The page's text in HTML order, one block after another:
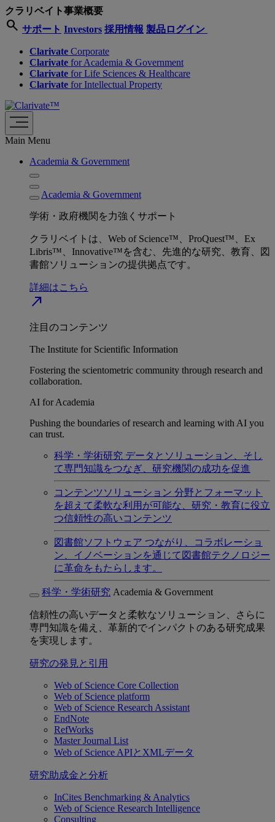
クラリベイト事業概要
search サポート Investors 採用情報 製品ログイン
Clarivate Corporate
Clarivate for Academia & Government
Clarivate for Life Sciences & Healthcare
Clarivate for Intellectual Property
Main Menu
Academia & Government
Academia & Government
学術・政府機関を力強くサポート
クラリベイトは、Web of Science™、ProQuest™、Ex
Libris™、Innovative™を含む、先進的な研究、教育、図
書館ソリューションの提供拠点です。
詳細はこちら
north_east
注目のコンテンツ
The Institute for Scientific Information
Fostering the scientometric community through research and
collaboration.
AI for Academia
Pushing the boundaries of research and learning with AI you
can trust.
科学・学術研究 データとソリューション、そし
て専門知識をつなぎ、研究機関の成功を促進
コンテンツソリューション 分野とフォーマット
を超えて柔軟な利用が可能な、研究・教育に役立
つ信頼性の高いコンテンツ
図書館ソフトウェア つながり、コラボレーショ
ン、イノベーションを通じて図書館テクノロジー
に革命をもたらします。
科学・学術研究 Academia & Government
信頼性の高いデータと柔軟なソリューション、さらに
専門知識を備え、革新的でインパクトのある研究成果
を実現します。
研究の発見と引用
Web of Science Core Collection
Web of Science platform
Web of Science Research Assistant
EndNote
RefWorks
Master Journal List
Web of Science APIとXMLデータ
研究助成金と分析
InCites Benchmarking & Analytics
Web of Science Research Intelligence
Consulting